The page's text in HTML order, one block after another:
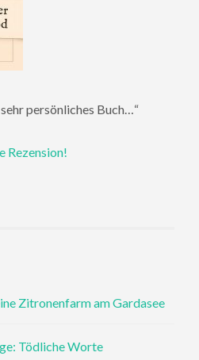
persönliches Buch…“
Rezension!
Zitronenfarm am Gardasee
Tödliche Worte